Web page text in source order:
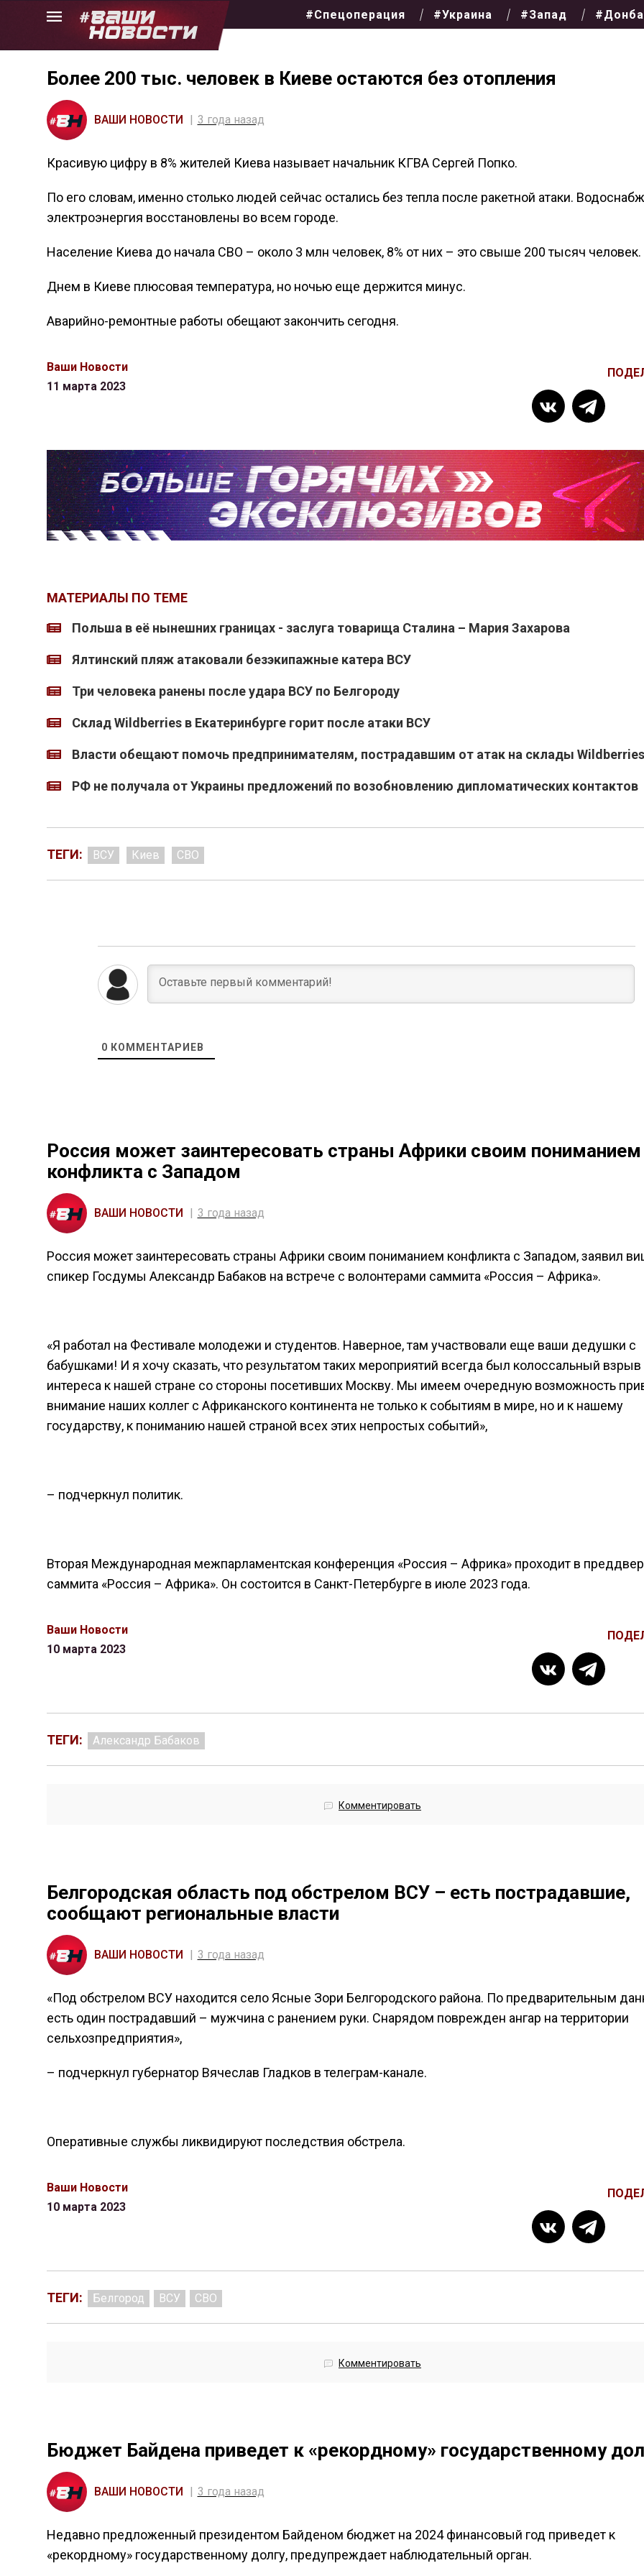
Skip
#Спецоперация #Украина #Запад
Более 200 тыс. человек в Киеве остаются без отопления
ВАШИ НОВОСТИ 3 года назад
Красивую цифру в 8% жителей Киева называет начальник КГВА Сергей Попко.
По его словам, именно столько людей сейчас остались без тепла после ракетной атаки.
электроэнергия восстановлены во всем городе.
Население Киева до начала СВО – около 3 млн человек, 8% от них – это свыше 200 тысяч человек.
Днем в Киеве плюсовая температура, но ночью еще держится минус.
Аварийно-ремонтные работы обещают закончить сегодня.
Ваши Новости
11 марта 2023
МАТЕРИАЛЫ ПО ТЕМЕ
Польша в её нынешних границах - заслуга товарища Сталина – Мария Захарова
Ялтинский пляж атаковали безэкипажные катера ВСУ
Три человека ранены после удара ВСУ по Белгороду
Склад Wildberries в Екатеринбурге горит после атаки ВСУ
Власти обещают помочь предпринимателям, пострадавшим от атак на склады Wildberries
РФ не получала от Украины предложений по возобновлению дипломатических контактов
ТЕГИ: ВСУ Киев СВО
0 КОММЕНТАРИЕВ
Россия может заинтересовать страны Африки своим пониманием
конфликта с Западом
ВАШИ НОВОСТИ 3 года назад
Россия может заинтересовать страны Африки своим пониманием конфликта с Западом, заявил
спикер Госдумы Александр Бабаков на встрече с волонтерами саммита «Россия – Африка».
«Я работал на Фестивале молодежи и студентов. Наверное, там участвовали еще ваши дедушки с
бабушками! И я хочу сказать, что результатом таких мероприятий всегда был колоссальный взрыв
интереса к нашей стране со стороны посетивших Москву. Мы имеем очередную возможность
внимание наших коллег с Африканского континента не только к событиям в мире, но и к нашему
государству, к пониманию нашей страной всех этих непростых событий»,
– подчеркнул политик.
Вторая Международная межпарламентская конференция «Россия – Африка» проходит в
саммита «Россия – Африка». Он состоится в Санкт-Петербурге в июле 2023 года.
Ваши Новости
10 марта 2023
ТЕГИ: Александр Бабаков
Комментировать
Белгородская область под обстрелом ВСУ – есть пострадавшие,
сообщают региональные власти
ВАШИ НОВОСТИ 3 года назад
«Под обстрелом ВСУ находится село Ясные Зори Белгородского района. По предварительным
есть один пострадавший – мужчина с ранением руки. Снарядом поврежден ангар на территории
сельхозпредприятия»,
– подчеркнул губернатор Вячеслав Гладков в телеграм-канале.
Оперативные службы ликвидируют последствия обстрела.
Ваши Новости
10 марта 2023
ТЕГИ: Белгород ВСУ СВО
Комментировать
Бюджет Байдена приведет к «рекордному» государственному
ВАШИ НОВОСТИ 3 года назад
Недавно предложенный президентом Байденом бюджет на 2024 финансовый год приведет к
«рекордному» государственному долгу, предупреждает наблюдательный орган.